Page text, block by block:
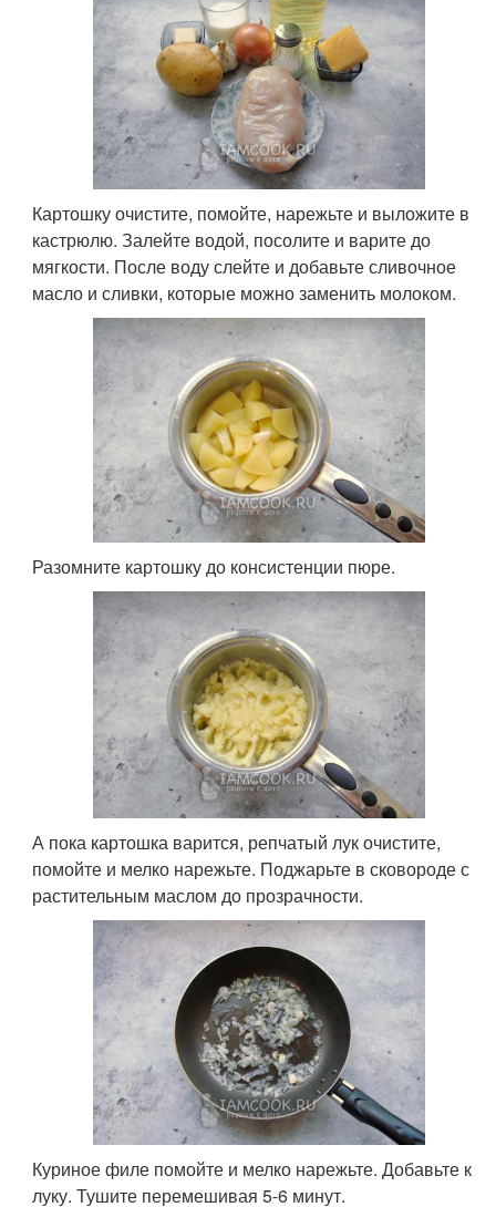
Картошку очистите, помойте, нарежьте и выложите в
кастрюлю. Залейте водой, посолите и варите до
мягкости. После воду слейте и добавьте сливочное
масло и сливки, которые можно заменить молоком.
Разомните картошку до консистенции пюре.
А пока картошка варится, репчатый лук очистите,
помойте и мелко нарежьте. Поджарьте в сковороде с
растительным маслом до прозрачности.
Куриное филе помойте и мелко нарежьте. Добавьте к
луку. Тушите перемешивая 5-6 минут.